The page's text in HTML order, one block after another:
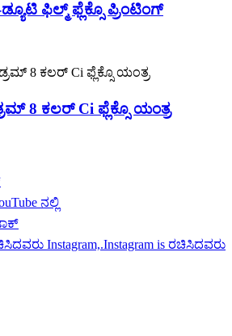
ಫಿಲ್ಮ್ ಫ್ಲೆಕ್ಸೊ ಪ್ರಿಂಟಿಂಗ್
8 ಕಲರ್ Ci ಫ್ಲೆಕ್ಸೊ ಯಂತ್ರ
ನಲ್ಲಿ
Instagram is ರಚಿಸಿದವರು